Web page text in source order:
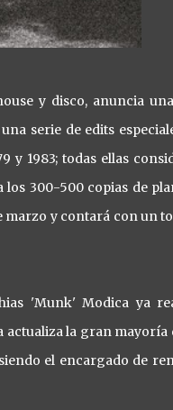
y disco, anuncia
serie de edits
y 1983; todas ellas
los 300-500 copias de
marzo y contará con un
'Munk' Modica ya
actualiza la gran mayoría
el encargado de